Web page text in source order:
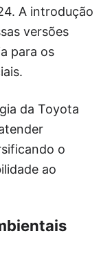
A introdução
versões
para os
da Toyota
o
ao